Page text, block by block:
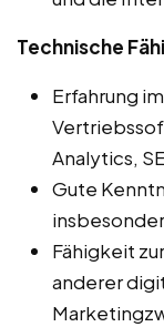
Technische
Erfahrung
Analytics,
Gute
Fähigkeit
anderer